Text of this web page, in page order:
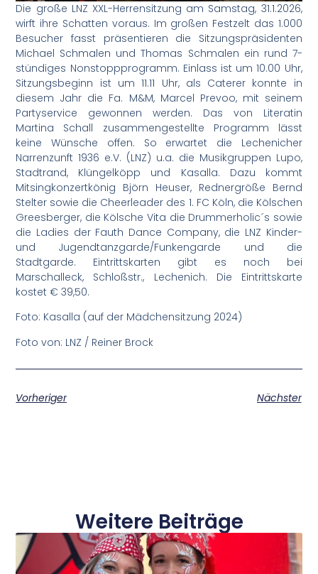
Die große LNZ XXL-Herrensitzung am Samstag, 31.1.2026,
wirft ihre Schatten voraus. Im großen Festzelt das 1.000
Besucher fasst präsentieren die Sitzungspräsidenten
Michael Schmalen und Thomas Schmalen ein rund 7-
stündiges Nonstoppprogramm. Einlass ist um 10.00 Uhr,
Sitzungsbeginn ist um 11.11 Uhr, als Caterer konnte in
diesem Jahr die Fa. M&M, Marcel Prevoo, mit seinem
Partyservice gewonnen werden. Das von Literatin
Martina Schall zusammengestellte Programm lässt
keine Wünsche offen. So erwartet die Lechenicher
Narrenzunft 1936 e.V. (LNZ) u.a. die Musikgruppen Lupo,
Stadtrand, Klüngelköpp und Kasalla. Dazu kommt
Mitsingkonzertkönig Björn Heuser, Rednergröße Bernd
Stelter sowie die Cheerleader des 1. FC Köln, die Kölschen
Greesberger, die Kölsche Vita die Drummerholic´s sowie
die Ladies der Fauth Dance Company, die LNZ Kinder-
und Jugendtanzgarde/Funkengarde und die
Stadtgarde. Eintrittskarten gibt es noch bei
Marschalleck, Schloßstr., Lechenich. Die Eintrittskarte
kostet € 39,50.
Foto: Kasalla (auf der Mädchensitzung 2024)
Foto von: LNZ / Reiner Brock
Vorheriger Nächster
Weitere Beiträge